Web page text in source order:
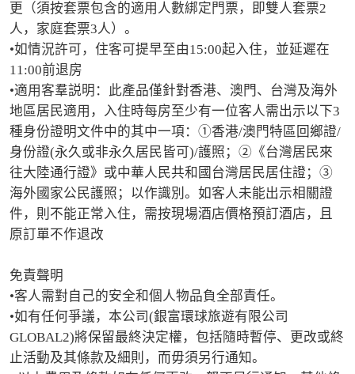
更（須按套票包含的適用人數綁定門票，即雙人套票2
人，家庭套票3人）。
•如情況許可，住客可提早至由15:00起入住，並延遲在
11:00前退房
•適用客羣説明：此產品僅針對香港、澳門、台灣及海外
地區居民適用，入住時每房至少有一位客人需出示以下3
種身份證明文件中的其中一項：①香港/澳門特區回鄉證/
身份證(永久或非永久居民皆可)/護照；②《台灣居民來
往大陸通行證》或中華人民共和國台灣居民居住證；③
海外國家公民護照；以作識別。如客人未能出示相關證
件，則不能正常入住，需按現場酒店價格預訂酒店，且
原訂單不作退改
免責聲明
•客人需對自己的安全和個人物品負全部責任。
•如有任何爭議，本公司(銀富環球旅遊有限公司
GLOBAL2)將保留最終決定權，包括隨時暫停、更改或終
止活動及其條款及細則，而毋須另行通知。